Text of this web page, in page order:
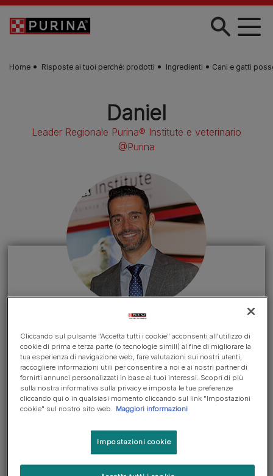
Skip to main content
Home Risposte ai tuoi perché: prodotti Ingredienti Cani e gatti
Daniel
Leader Regionale Purina® Institute e veterinario
@Purina
Vai all sezione >
Ma certo, il pet food può essere
prodotto con e senza cereali.
Quando viene prodotto senza, è
comunque necessario
aggiungere fonti alternative di
carboidrati per garantire una
Cliccando sul pulsante "Accetta tutti i cookie" acconsenti all'utilizzo di
cookie di prima e terza parte (o tecnologie simili) al fine di migliorare la
tua esperienza di navigazione web, fare valutazioni sui nostri utenti,
raccogliere informazioni utili per consentire a noi e ai nostri partner di
fornirti annunci personalizzati in base ai tuoi interessi. Scopri di più
sulla nostra informativa sulla privacy e imposta le tue preferenze
cliccando qui o in qualsiasi momento cliccando sul link "Impostazioni
cookie" sul nostro sito web. Maggiori informazioni
Impostazioni cookie